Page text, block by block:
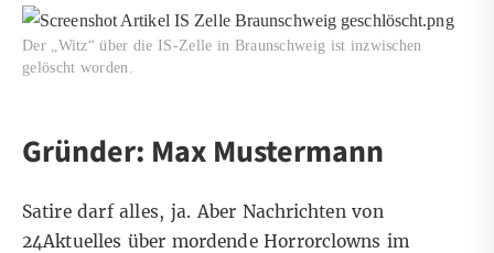
Der „Witz“ über die IS-Zelle in Braunschweig ist inzwischen
gelöscht worden.
Gründer: Max Mustermann
Satire darf alles, ja. Aber Nachrichten von
24Aktuelles über mordende Horrorclowns im